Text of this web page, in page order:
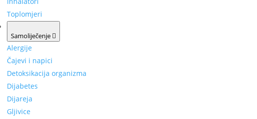
Toplomjeri
Samoliječenje
Alergije
Čajevi i napici
Detoksikacija organizma
Dijabetes
Dijareja
Gljivice